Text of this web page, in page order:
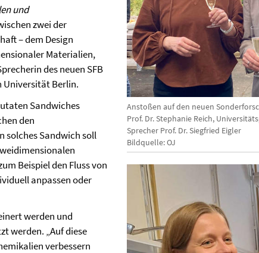
Anstoßen auf den neuen
Prof. Dr. Stephanie Reich,
Sprecher Prof. Dr. Siegfried Eigler
Bildquelle: OJ
und
zwei der
– dem Design
Materialien,
des neuen SFB
Universität Berlin.
Sandwiches
den
solches Sandwich soll
Beispiel den Fluss von
anpassen oder
werden und
werden. „Auf diese
verbessern